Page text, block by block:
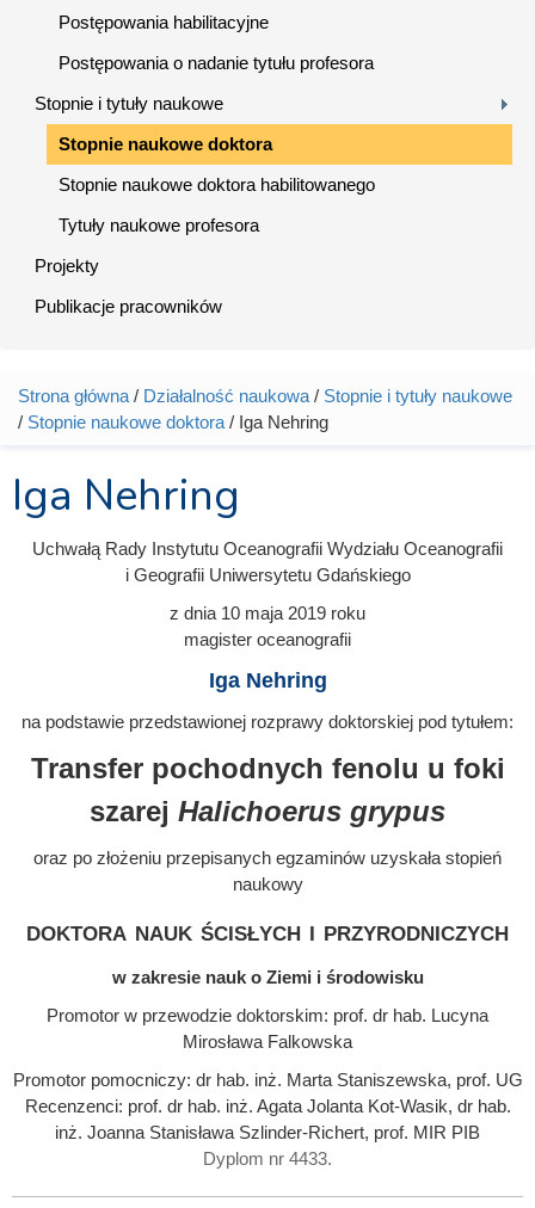
Postępowania habilitacyjne
Postępowania o nadanie tytułu profesora
Stopnie i tytuły naukowe
Stopnie naukowe doktora
Stopnie naukowe doktora habilitowanego
Tytuły naukowe profesora
Projekty
Publikacje pracowników
Jesteś tutaj
Strona główna / Działalność naukowa / Stopnie i tytuły naukowe
/ Stopnie naukowe doktora / Iga Nehring
Iga Nehring
Uchwałą Rady Instytutu Oceanografii Wydziału Oceanografii
i Geografii Uniwersytetu Gdańskiego
z dnia 10 maja 2019 roku
magister oceanografii
Iga Nehring
na podstawie przedstawionej rozprawy doktorskiej pod tytułem:
Transfer pochodnych fenolu u foki
szarej Halichoerus grypus
oraz po złożeniu przepisanych egzaminów uzyskała stopień
naukowy
doktora nauk ścisłych i przyrodniczych
w zakresie nauk o Ziemi i środowisku
Promotor w przewodzie doktorskim: prof. dr hab. Lucyna
Mirosława Falkowska
Promotor pomocniczy: dr hab. inż. Marta Staniszewska, prof. UG
Recenzenci: prof. dr hab. inż. Agata Jolanta Kot-Wasik, dr hab.
inż. Joanna Stanisława Szlinder-Richert, prof. MIR PIB
Dyplom nr 4433.